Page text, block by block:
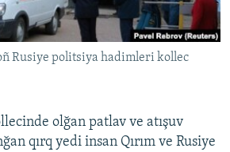
Rusiye politsiya hadimleri kollec
olğan patlav ve atışuv
qırq yedi insan Qırım ve Rusiye